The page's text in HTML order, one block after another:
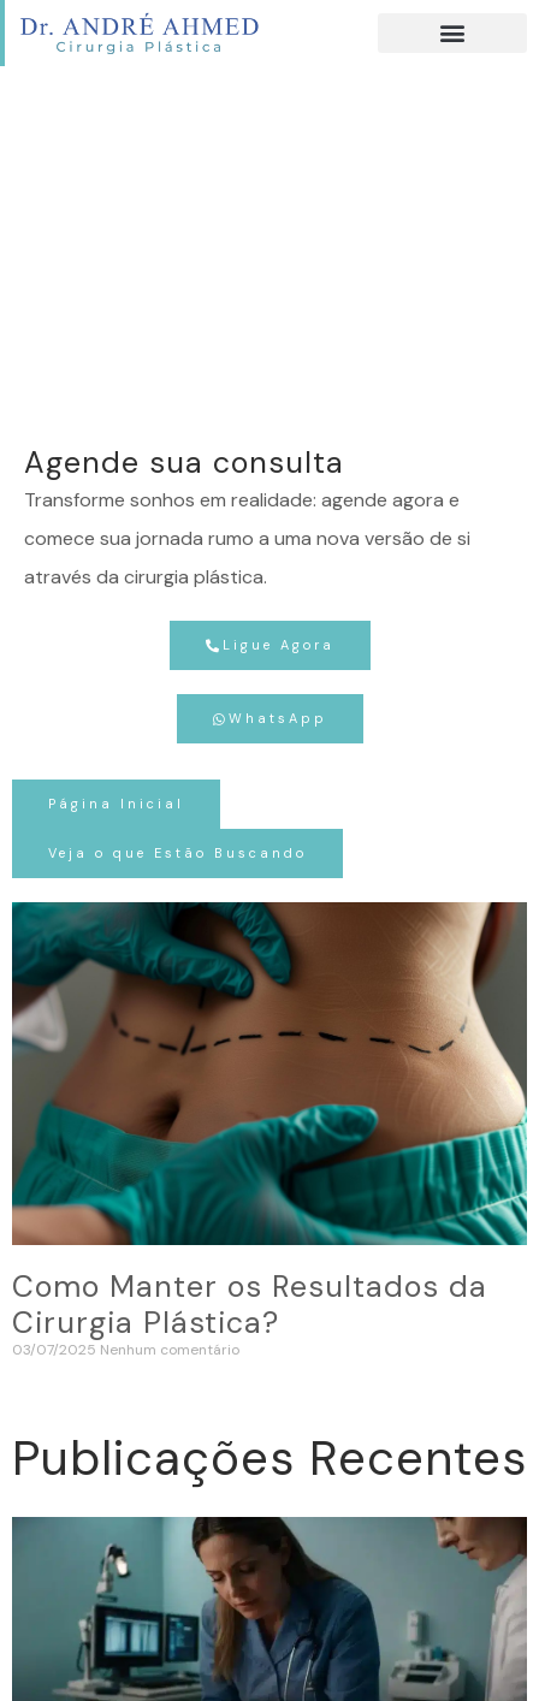
Agende sua consulta
Transforme sonhos em realidade: agende agora e
comece sua jornada rumo a uma nova versão de si
através da cirurgia plástica.
Ligue Agora
WhatsApp
Página Inicial
Veja o que Estão Buscando
Como Manter os Resultados da
Cirurgia Plástica?
03/07/2025 Nenhum comentário
Publicações Recentes